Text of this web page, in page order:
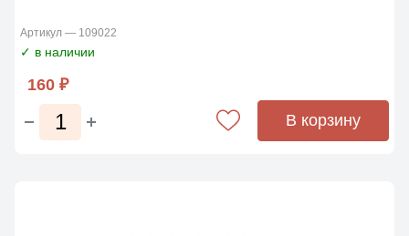
Артикул — 109022
✓ в наличии
160 ₽
В корзину